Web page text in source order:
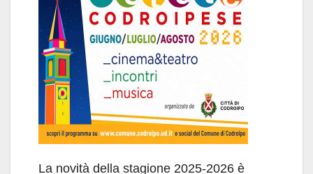
La novità della stagione 2025-2026 è